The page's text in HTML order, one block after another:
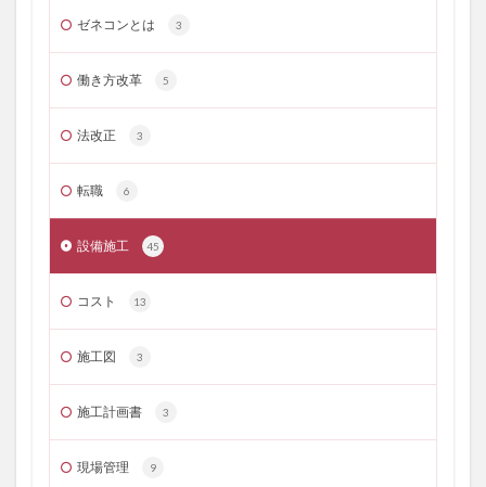
ゼネコンとは 3
働き方改革 5
法改正 3
転職 6
設備施工 45
コスト 13
施工図 3
施工計画書 3
現場管理 9